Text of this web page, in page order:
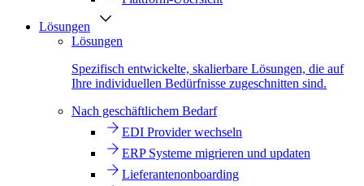
Lösungen
Lösungen
Spezifisch entwickelte, skalierbare Lösungen, die auf
Ihre individuellen Bedürfnisse zugeschnitten sind.
Nach geschäftlichem Bedarf
EDI Provider wechseln
ERP Systeme migrieren und updaten
Lieferantenonboarding